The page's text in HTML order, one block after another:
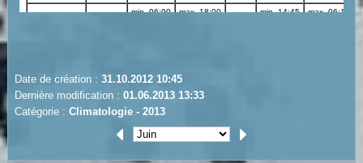
Date de création : 31.10.2012 10:45
Dernière modification : 01.06.2013 13:33
Catégorie : Climatologie - 2013